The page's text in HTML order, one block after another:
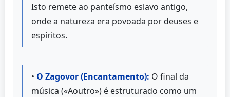
Isto remete ao panteísmo eslavo antigo,
onde a natureza era povoada por deuses e
espíritos.
• O Zagovor (Encantamento): O final da
música («Aoutro») é estruturado como um